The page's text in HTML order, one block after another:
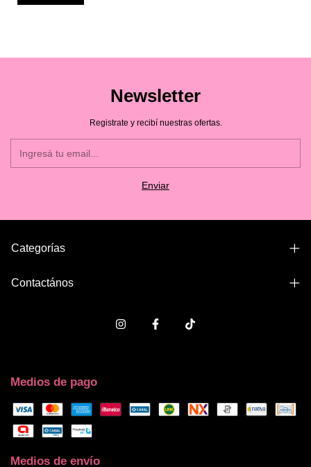
Newsletter
Registrate y recibí nuestras ofertas.
Categorías
Contactános
Medios de pago
Medios de envío